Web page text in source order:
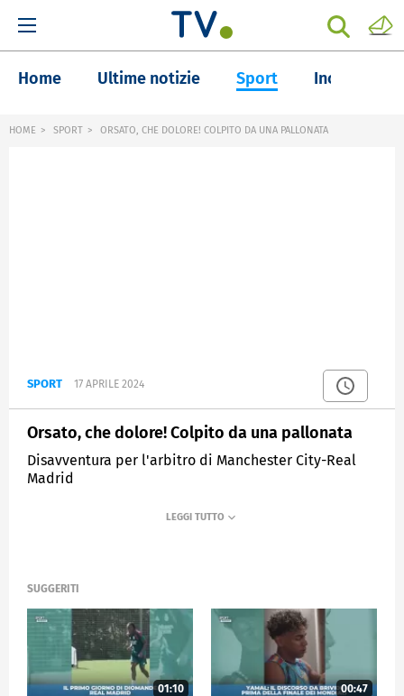
Home Ultime notizie Sport Inchieste
HOME SPORT ORSATO, CHE DOLORE! COLPITO DA UNA PALLONATA
SPORT 17 APRILE 2024
Orsato, che dolore! Colpito da una pallonata
Disavventura per l'arbitro di Manchester City-Real
Madrid
SPORTMEDIASET
SUGGERITI
01:10 00:47